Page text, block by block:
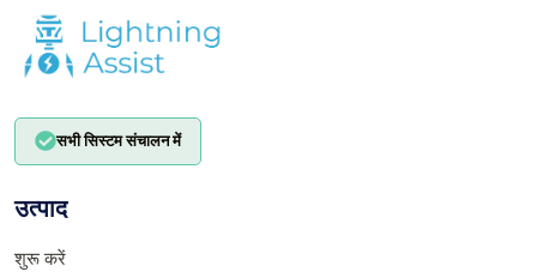
सभी सिस्टम संचालन में
उत्पाद
शुरू करें